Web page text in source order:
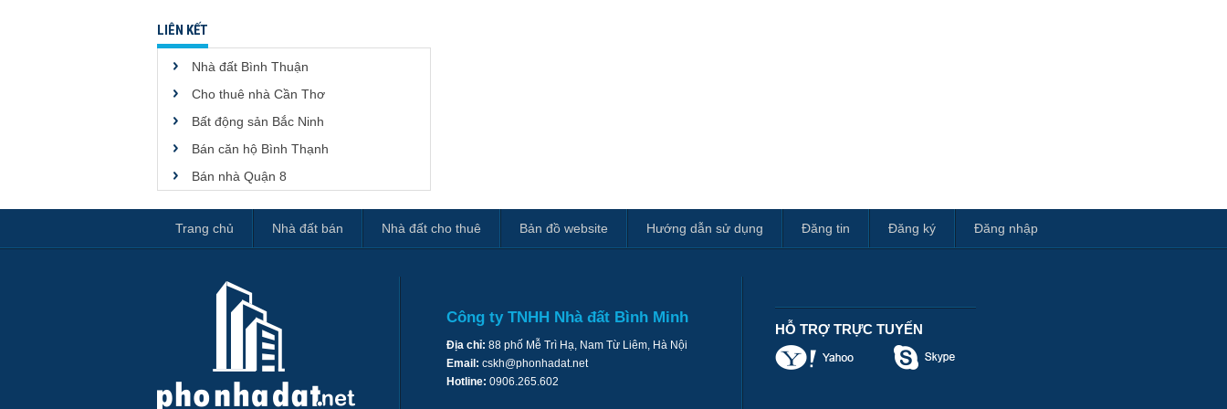
LIÊN KẾT
Nhà đất Bình Thuận
Cho thuê nhà Cần Thơ
Bất động sản Bắc Ninh
Bán căn hộ Bình Thạnh
Bán nhà Quận 8
Trang chủ Nhà đất bán Nhà đất cho thuê Bản đồ website Hướng dẫn sử dụng Đăng tin Đăng ký Đăng nhập
Công ty TNHH Nhà đất Bình Minh
Địa chỉ: 88 phố Mễ Trì Hạ, Nam Từ Liêm, Hà Nội
Email: cskh@phonhadat.net
Hotline: 0906.265.602
HỖ TRỢ TRỰC TUYẾN